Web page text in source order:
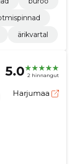
ärikvartal
5.0 2 hinnangut
Harjumaa